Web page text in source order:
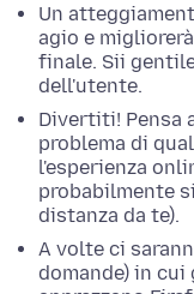
Un
agio e
finale. Sii
dell'utente.
Divertiti! Pensa
problema di
l'esperienza
probabilmente
distanza da te).
A volte ci
domande) in